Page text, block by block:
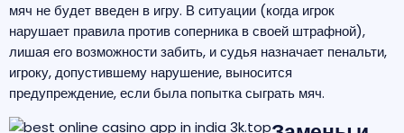
мяч не будет введен в игру. В ситуации (когда игрок
нарушает правила против соперника в своей штрафной),
лишая его возможности забить, и судья назначает пенальти,
игроку, допустившему нарушение, выносится
предупреждение, если была попытка сыграть мяч.